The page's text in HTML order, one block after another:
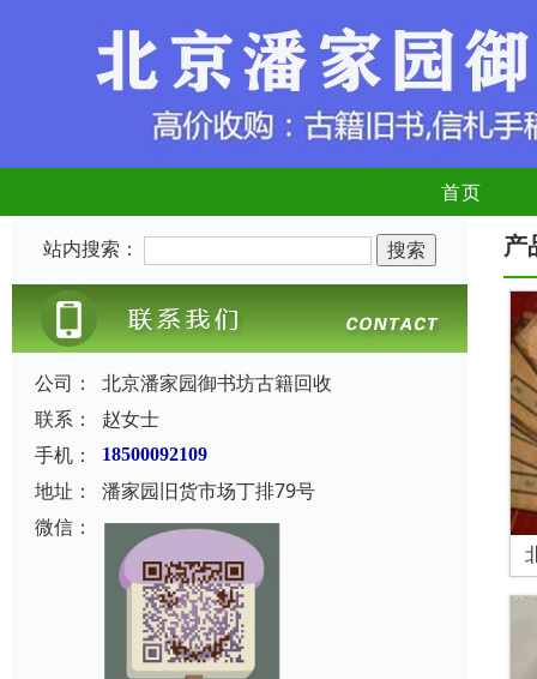
首页
站内搜索：
公司：
北京潘家园御书坊古籍回收
联系：
赵女士
手机：
18500092109
地址：
潘家园旧货市场丁排79号
微信：
产